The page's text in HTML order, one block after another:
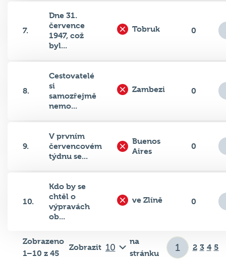
7.
Dne 31.
července
1947, což
byl...
Tobruk 0
8.
Cestovatelé
si
samozřejmě
nemo...
Zambezi 0
9.
V prvním
červencovém
týdnu se...
Buenos
Aires
0
10.
Kdo by se
chtěl o
výpravách
ob...
ve Zlíně 0
Zobrazeno
1–10 z 45
Zobrazit
na
stránku
2 3 4 5